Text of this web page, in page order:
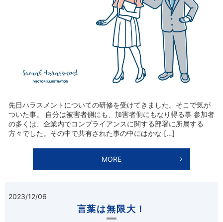
先日ハラスメントについての研修を受けてきました。そこで気が
ついた事。 自分は被害者側にも、加害者側にもなり得る事 参加者
の多くは、企業内でコンプライアンスに関する部署に所属する
方々でした。その中で共有された事の中にはかな […]
MORE
2023/12/06
言葉は無限大！